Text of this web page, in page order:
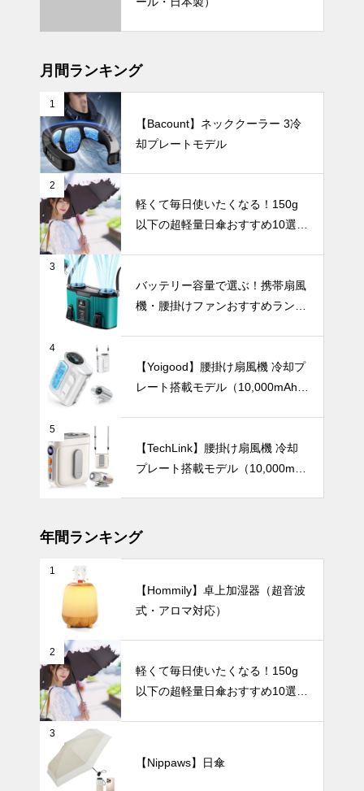
ゃれでかわい
暑さ対策
【2025年最
新版】暑さを
一瞬で和らげ
る！冷却プレ
ート付きハン
ディファンお
すすめ10選
UV・雨対策
UV対策も華
やかに楽しも
う！フェミニ
傘おすすめ4
バッグに入れ
ても邪魔にな
らない！超軽
量の日傘おす
テーブルウェア
北欧テイスト
のうつわで楽
しむ、おしゃ
れな「おうち
カフェ」5選
〜 忙しい毎
日に、小さな
癒やしのひと
ときを 〜
インテリア小物
シンプルで美
しい暮らし。
北欧花瓶がつ
くる上質イン
UV・雨対策
月間ランキング
1
【Bacount】ネッククーラー 3冷
却プレートモデル
2
軽くて毎日使いたくなる！150g
以下の超軽量日傘おすすめ10選
3
バッテリー容量で選ぶ！携帯扇風
機・腰掛けファンおすすめランキ
4
【Yoigood】腰掛け扇風機 冷却プ
レート搭載モデル（10,000mAh・
5
【TechLink】腰掛け扇風機 冷却
プレート搭載モデル（10,000mA
年間ランキング
1
【Hommily】卓上加湿器（超音波
式・アロマ対応）
2
軽くて毎日使いたくなる！150g
以下の超軽量日傘おすすめ10選
3
【Nippaws】日傘